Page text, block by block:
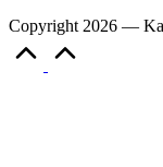
Copyright 2026 —